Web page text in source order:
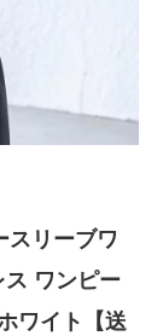
スリーブワ
ス ワンピー
ワイト【送